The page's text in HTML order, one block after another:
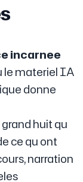
incarnee
le materiel IA
donne
huit qu
ce qu ont
narration